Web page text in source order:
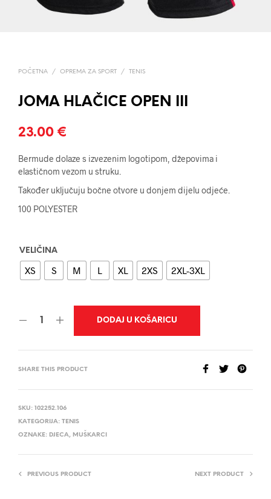
POČETNA / OPREMA ZA SPORT / TENIS
JOMA HLAČICE OPEN III
23.00 €
Bermude dolaze s izvezenim logotipom, džepovima i
elastičnom vezom u struku.
Također uključuju bočne otvore u donjem dijelu odjeće.
100 POLYESTER
VELIČINA
XS S M L XL 2XS 2XL-3XL
DODAJ U KOŠARICU
SHARE THIS PRODUCT
SKU: 102252.106
KATEGORIJA: TENIS
OZNAKE: DJECA, MUŠKARCI
PREVIOUS PRODUCT NEXT PRODUCT